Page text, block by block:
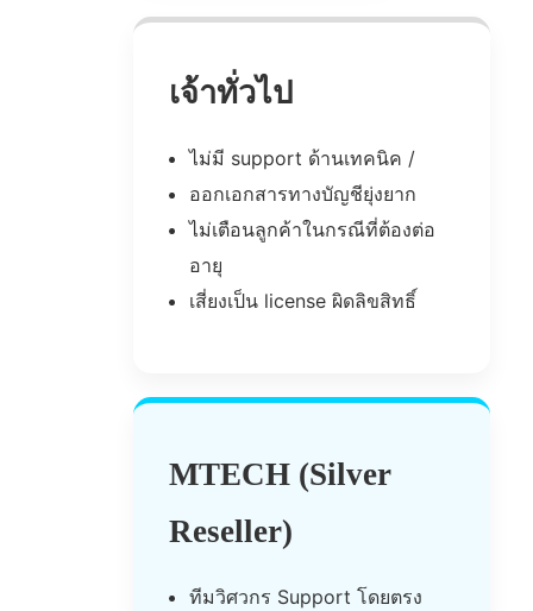
เจ้าทั่วไป
ไม่มี support ด้านเทคนิค /
ออกเอกสารทางบัญชียุ่งยาก
ไม่เตือนลูกค้าในกรณีที่ต้องต่อ
อายุ
เสี่ยงเป็น license ผิดลิขสิทธิ์
MTECH (Silver
Reseller)
ทีมวิศวกร Support โดยตรง